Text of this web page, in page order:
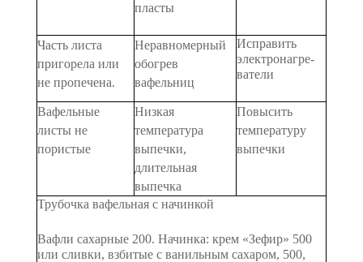
пласты
Часть листа
пригорела или
не пропечена.
Неравномерный
обогрев
вафельниц
Исправить
электронагре­
ватели
Вафельные
листы не
пористые
Низкая
температура
выпеч­ки,
длительная
выпечка
Повысить
температуру
вы­печки
Трубочка вафельная с начинкой
Вафли сахарные 200. Начинка: крем «Зефир» 500
или сливки, взбитые с ванильным сахаром, 500,